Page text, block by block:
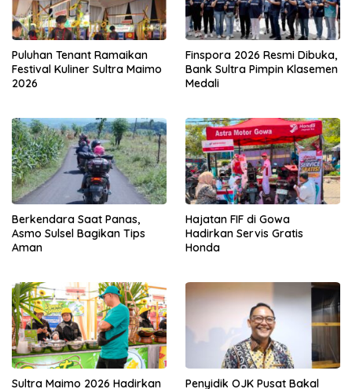
Puluhan Tenant Ramaikan
Festival Kuliner Sultra Maimo
2026
Finspora 2026 Resmi Dibuka,
Bank Sultra Pimpin Klasemen
Medali
Berkendara Saat Panas,
Asmo Sulsel Bagikan Tips
Aman
Hajatan FIF di Gowa
Hadirkan Servis Gratis
Honda
Sultra Maimo 2026 Hadirkan Penyidik OJK Pusat Bakal